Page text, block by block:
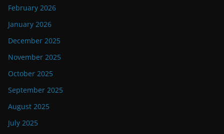
February 2026
January 2026
December 2025
November 2025
October 2025
September 2025
August 2025
July 2025